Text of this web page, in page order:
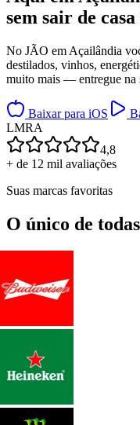
sem sair de casa
No JÃO em Açailândia
destilados, vinhos,
muito mais — entregue na
Baixar para iOS
LMRA
4,8
+ de 12 mil avaliações
Suas marcas favoritas
O único de